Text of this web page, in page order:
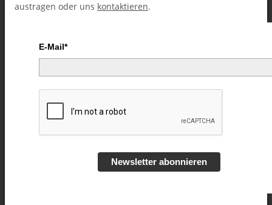
Juan Tamariz video DOWNLOAD
Close-Up (Downloads)
austragen oder uns kontaktieren.
E-Mail*
Newsletter abonnieren